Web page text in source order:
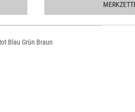
Blau Grün Braun